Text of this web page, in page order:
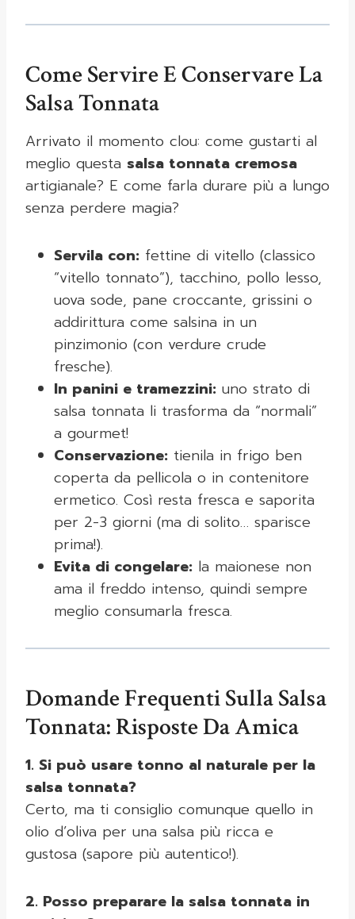
Come Servire E Conservare La
Salsa Tonnata
Arrivato il momento clou: come gustarti al
meglio questa salsa tonnata cremosa
artigianale? E come farla durare più a lungo
senza perdere magia?
Servila con: fettine di vitello (classico
“vitello tonnato”), tacchino, pollo lesso,
uova sode, pane croccante, grissini o
addirittura come salsina in un
pinzimonio (con verdure crude
fresche).
In panini e tramezzini: uno strato di
salsa tonnata li trasforma da “normali”
a gourmet!
Conservazione: tienila in frigo ben
coperta da pellicola o in contenitore
ermetico. Così resta fresca e saporita
per 2-3 giorni (ma di solito… sparisce
prima!).
Evita di congelare: la maionese non
ama il freddo intenso, quindi sempre
meglio consumarla fresca.
Domande Frequenti Sulla Salsa
Tonnata: Risposte Da Amica
1. Si può usare tonno al naturale per la
salsa tonnata?
Certo, ma ti consiglio comunque quello in
olio d’oliva per una salsa più ricca e
gustosa (sapore più autentico!).
2. Posso preparare la salsa tonnata in